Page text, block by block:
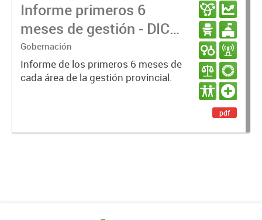
Informe primeros 6
meses de gestión - DIC
23 / JUN 24
Gobernación
Informe de los primeros 6 meses de
cada área de la gestión provincial.
pdf